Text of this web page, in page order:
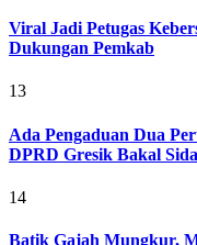
Viral Jadi Petugas
Dukungan Pemkab
13
Ada Pengaduan Dua
DPRD Gresik Bakal
14
Batik Gajah Mungkur,